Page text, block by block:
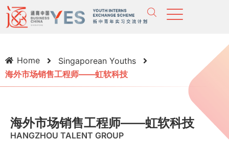
Home
Singaporean Youths
海外市场销售工程师——虹软科技
海外市场销售工程师——虹软科技
HANGZHOU TALENT GROUP